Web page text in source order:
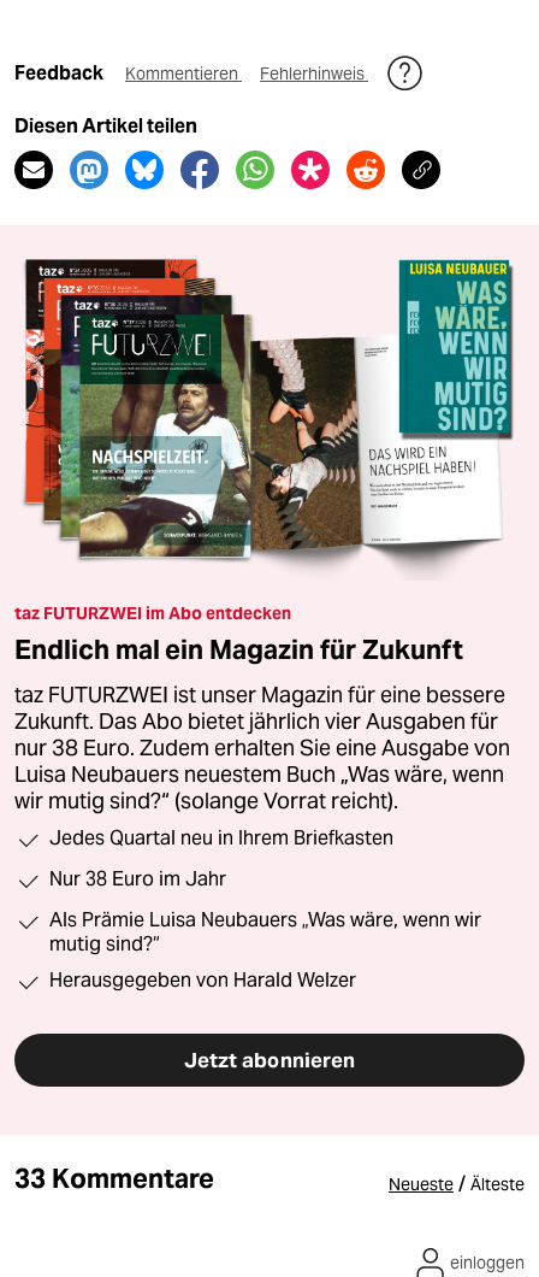
Feedback Kommentieren Fehlerhinweis
Diesen Artikel teilen
taz FUTURZWEI im Abo entdecken
Endlich mal ein Magazin für Zukunft
taz FUTURZWEI ist unser Magazin für eine bessere
Zukunft. Das Abo bietet jährlich vier Ausgaben für
nur 38 Euro. Zudem erhalten Sie eine Ausgabe von
Luisa Neubauers neuestem Buch „Was wäre, wenn
wir mutig sind?“ (solange Vorrat reicht).
Jedes Quartal neu in Ihrem Briefkasten
Nur 38 Euro im Jahr
Als Prämie Luisa Neubauers „Was wäre, wenn wir
mutig sind?“
Herausgegeben von Harald Welzer
Jetzt abonnieren
33 Kommentare Neueste / Älteste
einloggen